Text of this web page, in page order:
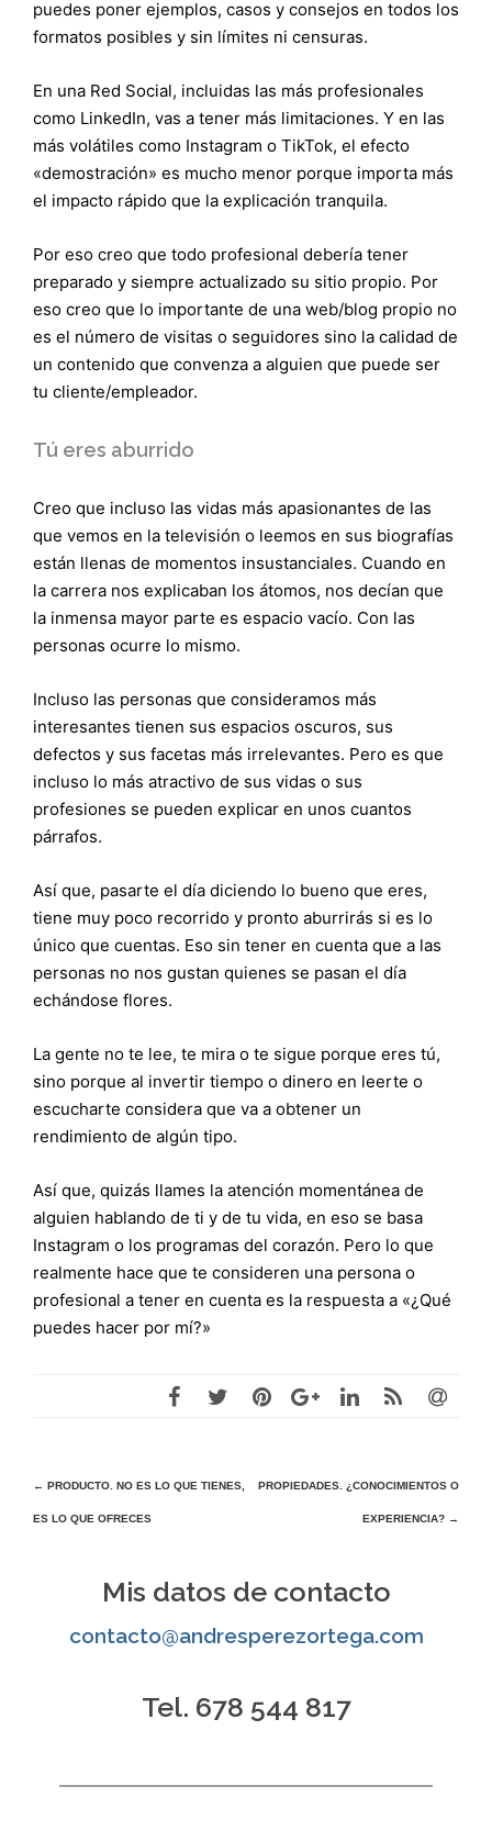
puedes poner ejemplos, casos y consejos en todos los
formatos posibles y sin límites ni censuras.
En una Red Social, incluidas las más profesionales
como LinkedIn, vas a tener más limitaciones. Y en las
más volátiles como Instagram o TikTok, el efecto
«demostración» es mucho menor porque importa más
el impacto rápido que la explicación tranquila.
Por eso creo que todo profesional debería tener
preparado y siempre actualizado su sitio propio. Por
eso creo que lo importante de una web/blog propio no
es el número de visitas o seguidores sino la calidad de
un contenido que convenza a alguien que puede ser
tu cliente/empleador.
Tú eres aburrido
Creo que incluso las vidas más apasionantes de las
que vemos en la televisión o leemos en sus biografías
están llenas de momentos insustanciales. Cuando en
la carrera nos explicaban los átomos, nos decían que
la inmensa mayor parte es espacio vacío. Con las
personas ocurre lo mismo.
Incluso las personas que consideramos más
interesantes tienen sus espacios oscuros, sus
defectos y sus facetas más irrelevantes. Pero es que
incluso lo más atractivo de sus vidas o sus
profesiones se pueden explicar en unos cuantos
párrafos.
Así que, pasarte el día diciendo lo bueno que eres,
tiene muy poco recorrido y pronto aburrirás si es lo
único que cuentas. Eso sin tener en cuenta que a las
personas no nos gustan quienes se pasan el día
echándose flores.
La gente no te lee, te mira o te sigue porque eres tú,
sino porque al invertir tiempo o dinero en leerte o
escucharte considera que va a obtener un
rendimiento de algún tipo.
Así que, quizás llames la atención momentánea de
alguien hablando de ti y de tu vida, en eso se basa
Instagram o los programas del corazón. Pero lo que
realmente hace que te consideren una persona o
profesional a tener en cuenta es la respuesta a «¿Qué
puedes hacer por mí?»
Navegación
de
← PRODUCTO. NO ES LO QUE TIENES,
ES LO QUE OFRECES
PROPIEDADES. ¿CONOCIMIENTOS O
EXPERIENCIA? →
Mis datos de contacto
contacto@andresperezortega.com
Tel. 678 544 817